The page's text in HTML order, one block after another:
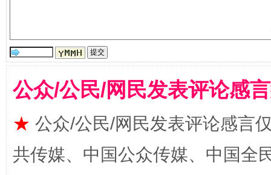
解纷+调解+退费，一次搞定
公众/公民/网民发表评论感
★ 公众/公民/网民发表评论感言
共传媒、中国公众传媒、中国全